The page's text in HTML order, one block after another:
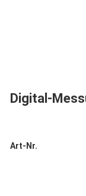
Digital-
Art-Nr.